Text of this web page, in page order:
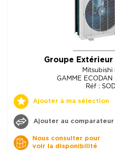
Groupe Extérieur
Mitsubishi
GAMME
Réf :
Ajouter à ma sélection
Ajouter au comparateur
Nous consulter pour
voir la disponibilité